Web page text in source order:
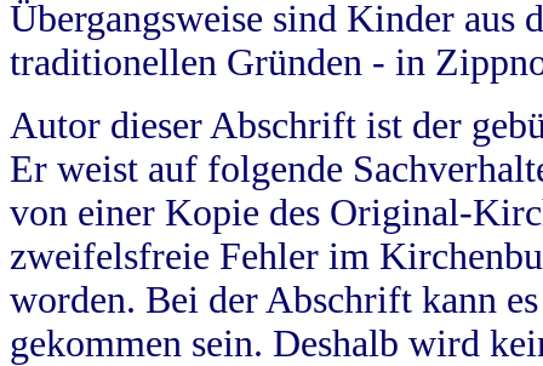
Übergangsweise sind Kinder aus
traditionellen Gründen - in
Autor dieser Abschrift ist der
Er weist auf folgende
von einer Kopie des Original-
zweifelsfreie Fehler im
worden. Bei der Abschrift kann
gekommen sein. Deshalb wird